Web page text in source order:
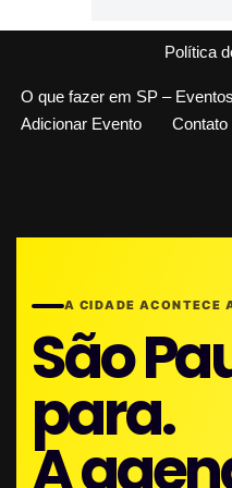
Política
O que fazer em SP – Eventos
Adicionar Evento
Contato
A CIDADE ACONTECE
São
para.
A